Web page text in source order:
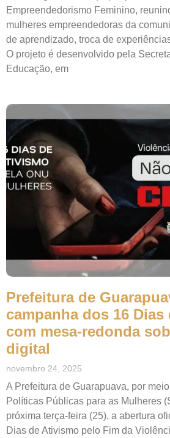
Empreendedorismo Feminino,
mulheres empreendedoras da
de aprendizado, troca de
O projeto é desenvolvido pela
Educação, em
Prefeitura de
campanha dos 16
com mesa-redonda
digital
novembro 24, 2025
A Prefeitura de Guarapuava, por
Políticas Públicas para as Mulheres
próxima terça-feira (25), a abertura
Dias de Ativismo pelo Fim da